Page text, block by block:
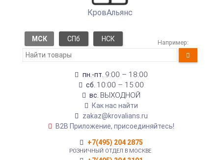
КровАльянс
МСК СПб НСК Например:
пн.-пт. 9:00 – 18:00
сб. 10:00 – 15:00
вс. ВЫХОДНОЙ
Как нас найти
zakaz@krovalians.ru
B2B Приложение, присоединяйтесь!
+7(495) 204 2875
РОЗНИЧНЫЙ ОТДЕЛ В МОСКВЕ